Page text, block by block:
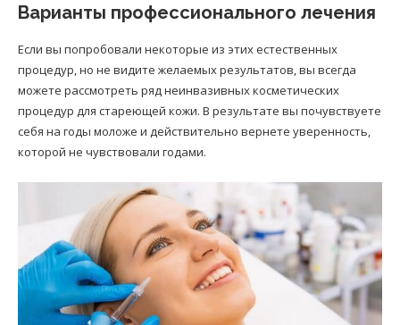
Варианты профессионального лечения
Если вы попробовали некоторые из этих естественных
процедур, но не видите желаемых результатов, вы всегда
можете рассмотреть ряд неинвазивных косметических
процедур для стареющей кожи. В результате вы почувствуете
себя на годы моложе и действительно вернете уверенность,
которой не чувствовали годами.